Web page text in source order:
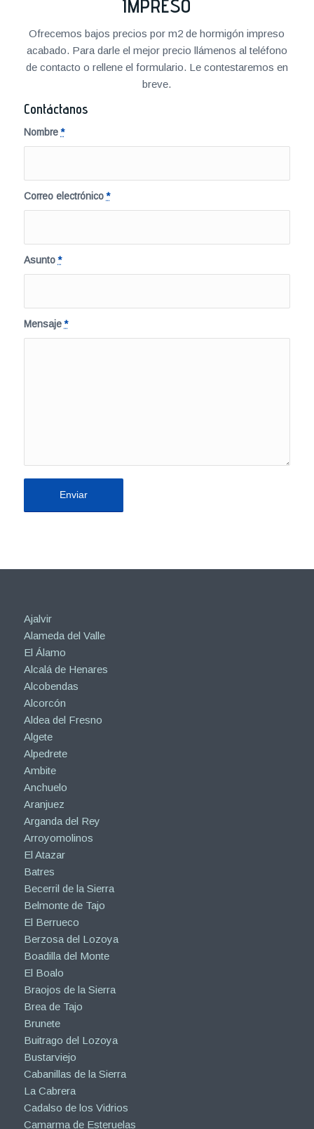
IMPRESO
Ofrecemos bajos precios por m2 de hormigón impreso
acabado. Para darle el mejor precio llámenos al teléfono
de contacto o rellene el formulario. Le contestaremos en
breve.
Contáctanos
Nombre*
Correo electrónico*
Asunto*
Mensaje*
Ajalvir
Alameda del Valle
El Álamo
Alcalá de Henares
Alcobendas
Alcorcón
Aldea del Fresno
Algete
Alpedrete
Ambite
Anchuelo
Aranjuez
Arganda del Rey
Arroyomolinos
El Atazar
Batres
Becerril de la Sierra
Belmonte de Tajo
El Berrueco
Berzosa del Lozoya
Boadilla del Monte
El Boalo
Braojos de la Sierra
Brea de Tajo
Brunete
Buitrago del Lozoya
Bustarviejo
Cabanillas de la Sierra
La Cabrera
Cadalso de los Vidrios
Camarma de Esteruelas